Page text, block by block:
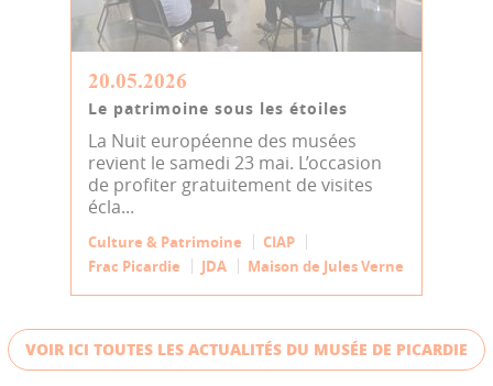
20.05.2026
Le patrimoine sous les étoiles
La Nuit européenne des musées
revient le samedi 23 mai. L’occasion
de profiter gratuitement de visites
écla...
Culture & Patrimoine
CIAP
Frac Picardie
JDA Maison de Jules Verne
VOIR ICI TOUTES LES ACTUALITÉS DU MUSÉE DE PICARDIE